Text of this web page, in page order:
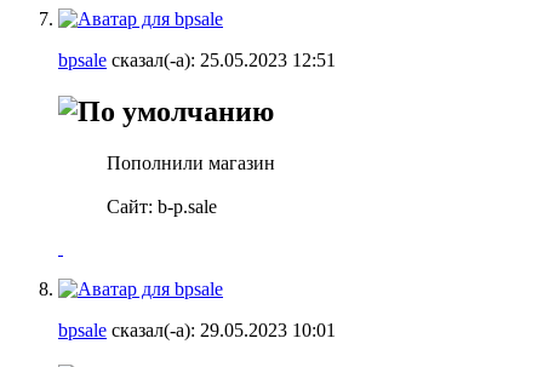
bpsale сказал(-а): 25.05.2023 12:51
Пополнили магазин
Сайт: b-p.sale
bpsale сказал(-а): 29.05.2023 10:01